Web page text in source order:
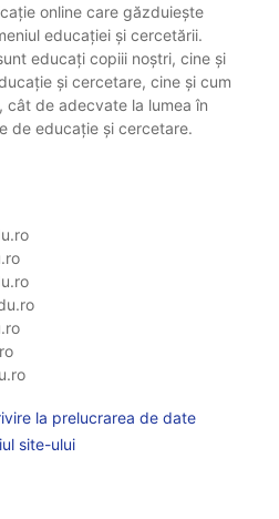
online care găzduiește
educației și cercetării.
educați copiii noștri, cine și
și cercetare, cine și cum
cât de adecvate la lumea în
de educație și cercetare.
la prelucrarea de date
site-ului